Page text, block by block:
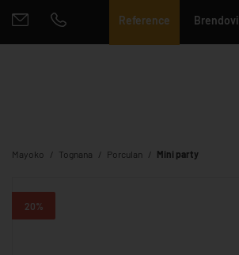
Reference Brendovi
Mayoko Tognana Porculan Mini party
20%